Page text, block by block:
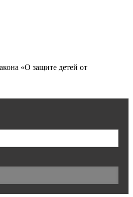
«О защите детей от